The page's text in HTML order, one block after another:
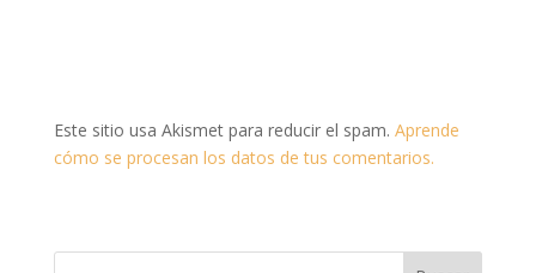
Este sitio usa Akismet para reducir el spam. Aprende
cómo se procesan los datos de tus comentarios.